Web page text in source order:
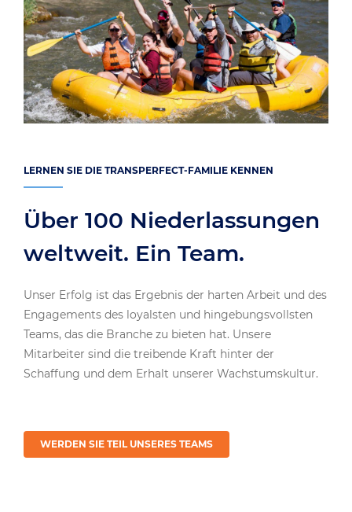
LERNEN SIE DIE TRANSPERFECT-FAMILIE KENNEN
Über 100 Niederlassungen
weltweit. Ein Team.
Unser Erfolg ist das Ergebnis der harten Arbeit und des
Engagements des loyalsten und hingebungsvollsten
Teams, das die Branche zu bieten hat. Unsere
Mitarbeiter sind die treibende Kraft hinter der
Schaffung und dem Erhalt unserer Wachstumskultur.
WERDEN SIE TEIL UNSERES TEAMS